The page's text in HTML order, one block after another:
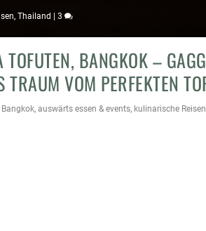
,Thailand |3
TOFUTEN, BANGKOK –
TRAUM VOM PERFEKTEN
Bangkok, auswärts essen & events, kulinarische Reisen